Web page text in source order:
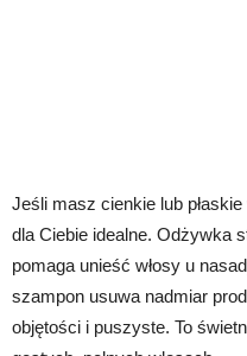
Jeśli masz cienkie lub
dla Ciebie idealne. Odżywka
pomaga unieść włosy u
szampon usuwa nadmiar
objętości i puszyste. To